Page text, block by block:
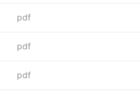
pdf
pdf
pdf